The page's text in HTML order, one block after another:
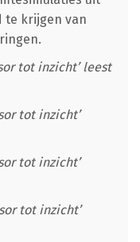
te krijgen van
tot inzicht’ leest
tot inzicht’
tot inzicht’
tot inzicht’